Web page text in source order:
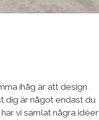
ihåg är att design
dig är något endast du
vi samlat några idéer